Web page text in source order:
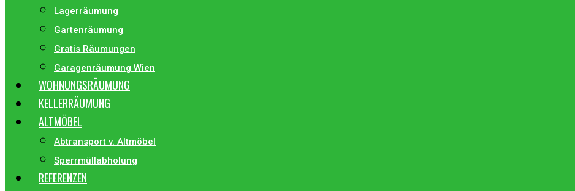
Lagerräumung
Gartenräumung
Gratis Räumungen
Garagenräumung Wien
WOHNUNGSRÄUMUNG
KELLERRÄUMUNG
ALTMÖBEL
Abtransport v. Altmöbel
Sperrmüllabholung
REFERENZEN